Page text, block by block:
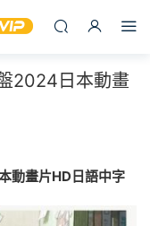
2024日本動畫
動畫片HD日語中字